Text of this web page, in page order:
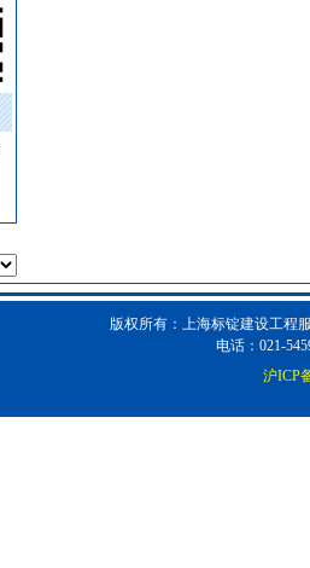
版权所有：上海标锭建设工程
电话：021-
沪ICP